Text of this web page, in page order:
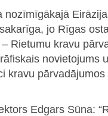
jo Rīgas
Rietumu kravu
novietojums
kravu
Edgars Sūna: